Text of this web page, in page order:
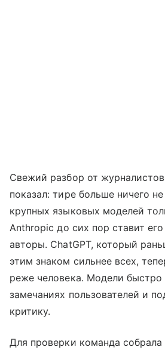
Свежий разбор от
показал: тире больше ничего
крупных языковых моделей
Anthropic до сих пор ставит
авторы. ChatGPT, который
этим знаком сильнее всех,
реже человека. Модели быстро
замечаниях пользователей и
критику.
Для проверки команда